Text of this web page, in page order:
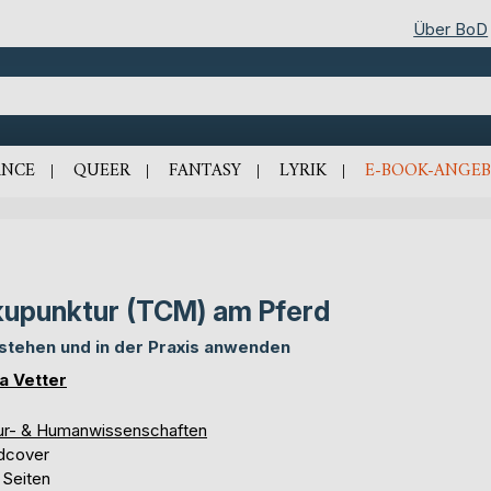
Über BoD
QUEER FANTASY LYRIK E-BOOK-
(TCM) am Pferd
und in der Praxis anwenden
Vetter
& Humanwissenschaften